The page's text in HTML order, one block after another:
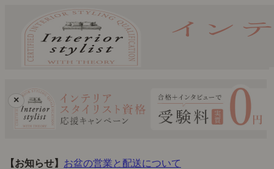
×
【お知らせ】 お盆の営業と配送について